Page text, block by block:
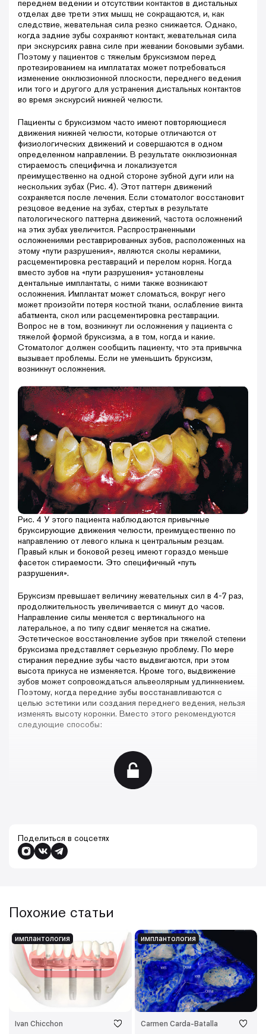
переднем ведении и отсутствии контактов в дистальных
отделах две трети этих мышц не сокращаются, и, как
следствие, жевательная сила резко снижается. Однако,
когда задние зубы сохраняют контакт, жевательная сила
при экскурсиях равна силе при жевании боковыми зубами.
Поэтому у пациентов с тяжелым бруксизмом перед
протезированием на имплататах может потребоваться
изменение окклюзионной плоскости, переднего ведения
или того и другого для устранения дистальных контактов
во время экскурсий нижней челюсти.
Пациенты с бруксизмом часто имеют повторяющиеся
движения нижней челюсти, которые отличаются от
физиологических движений и совершаются в одном
определенном направлении. В результате окклюзионная
стираемость специфична и локализуется
преимущественно на одной стороне зубной дуги или на
нескольких зубах (Рис. 4). Этот паттерн движений
сохраняется после лечения. Если стоматолог восстановит
резцовое ведение на зубах, стертых в результате
патологического паттерна движений, частота осложнений
на этих зубах увеличится. Распространенными
осложнениями реставрированных зубов, расположенных на
этому «пути разрушения», являются сколы керамики,
расцементировка реставраций и перелом корня. Когда
вместо зубов на «пути разрушения» установлены
дентальные имплантаты, с ними также возникают
осложнения. Имплантат может сломаться, вокруг него
может произойти потеря костной ткани, ослабление винта
абатмента, скол или расцементировка реставрации.
Вопрос не в том, возникнут ли осложнения у пациента с
тяжелой формой бруксизма, а в том, когда и какие.
Стоматолог должен сообщить пациенту, что эта привычка
вызывает проблемы. Если не уменьшить бруксизм,
возникнут осложнения.
Рис. 4 У этого пациента наблюдаются привычные
бруксирующие движения челюсти, преимущественно по
направлению от левого клыка к центральным резцам.
Правый клык и боковой резец имеют гораздо меньше
фасеток стираемости. Это специфичный «путь
разрушения».
Бруксизм превышает величину жевательных сил в 4-7 раз,
продолжительность увеличивается с минут до часов.
Направление силы меняется с вертикального на
латеральное, а по типу сдвиг меняется на сжатие.
Эстетическое восстановление зубов при тяжелой степени
бруксизма представляет серьезную проблему. По мере
стирания передние зубы часто выдвигаются, при этом
высота прикуса не изменяется. Кроме того, выдвижение
зубов может сопровождаться альвеолярным удлиннением.
Поэтому, когда передние зубы восстанавливаются с
целью эстетики или создания переднего ведения, нельзя
изменять высоту коронки. Вместо этого рекомендуются
следующие способы:
Поделиться в соцсетях
Похожие статьи
имплантология
Ivan Chicchon
имплантология
Carmen Carda-Batalla